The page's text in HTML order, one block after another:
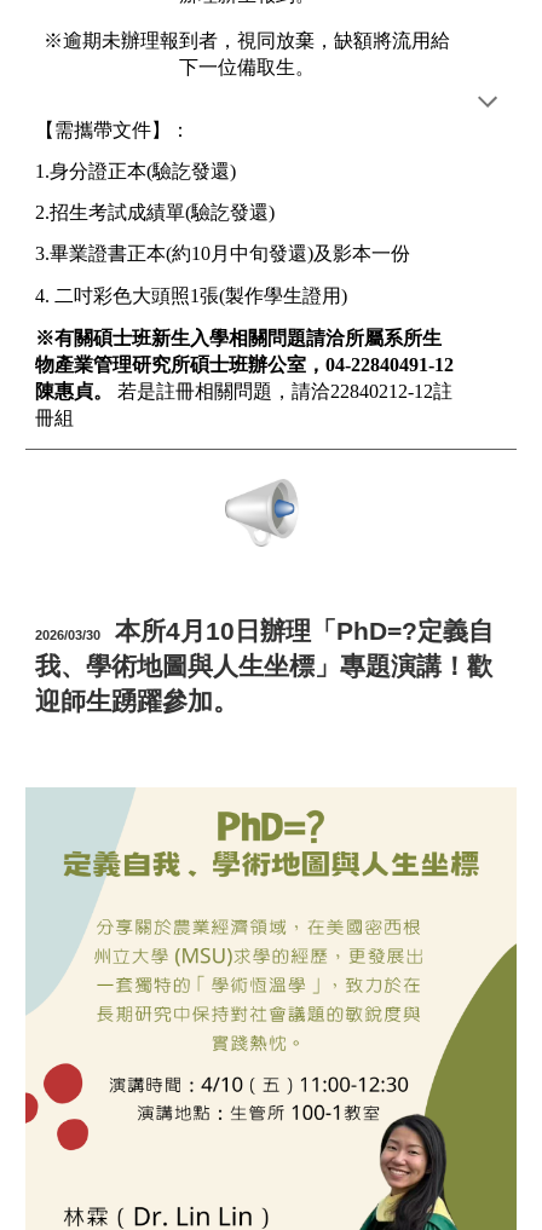
※逾期未辦理報到者，視同放棄，缺額將流用給
下一位備取生。
【需攜帶文件】：
1.身分證正本(驗訖發還)
2.招生考試成績單(驗訖發還)
3.畢業證書正本(約10月中旬發還)及影本一份
4. 二吋彩色大頭照1張(製作學生證用)
※有關碩士班新生入學相關問題請洽所屬系所生
物產業管理研究所碩士班辦公室，04-22840491-12
陳惠貞。
若是註冊相關問題，請洽22840212-12註
冊組
2026/03/30
本所4月10日辦理「PhD=?定義自
我、學術地圖與人生坐標」專題演講！歡
迎師生踴躍參加。